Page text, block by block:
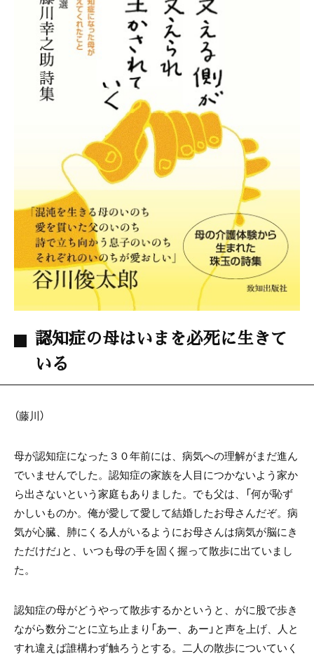
認知症の母はいまを必死に生きて
いる
（藤川）
母が認知症になった３０年前には、病気への理解がまだ進ん
でいませんでした。認知症の家族を人目につかないよう家か
ら出さないという家庭もありました。でも父は、「何が恥ず
かしいものか。俺が愛して愛して結婚したお母さんだぞ。病
気が心臓、肺にくる人がいるようにお母さんは病気が脳にき
ただけだ」と、いつも母の手を固く握って散歩に出ていまし
た。
認知症の母がどうやって散歩するかというと、がに股で歩き
ながら数分ごとに立ち止まり「あー、あー」と声を上げ、人と
すれ違えば誰構わず触ろうとする。二人の散歩についていく